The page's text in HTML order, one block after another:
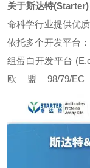
关于斯达特(Starter)
命科学行业提供优
依托多个开发平台
组蛋白开发平台
欧盟98/79/